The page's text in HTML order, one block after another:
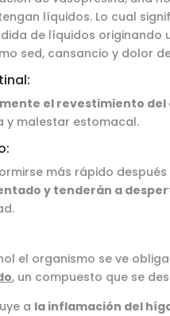
líquidos. Lo cual
de líquidos
sed, cansancio y dolor
el revestimiento del
y malestar estomacal.
más rápido
y tenderán a
el organismo se ve
, un compuesto que se
a la inflamación del